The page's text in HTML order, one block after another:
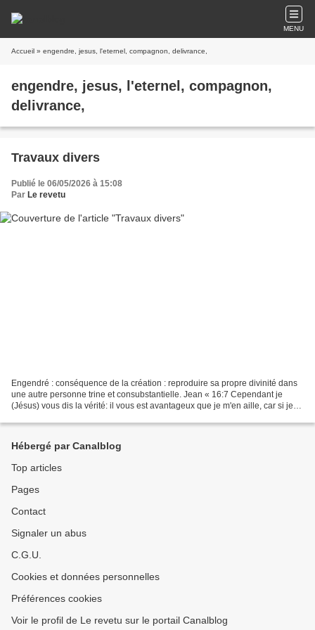
MENU
Accueil » engendre, jesus, l'eternel, compagnon, delivrance,
engendre, jesus, l'eternel, compagnon,
delivrance,
Travaux divers
Publié le 06/05/2026 à 15:08
Par Le revetu
Engendré : conséquence de la création : reproduire sa propre divinité dans
une autre personne trine et consubstantielle. Jean « 16:7 Cependant je
(Jésus) vous dis la vérité: il vous est avantageux que je m'en aille, car si je
Hébergé par Canalblog
Top articles
Pages
Contact
Signaler un abus
C.G.U.
Cookies et données personnelles
Préférences cookies
Voir le profil de Le revetu sur le portail Canalblog